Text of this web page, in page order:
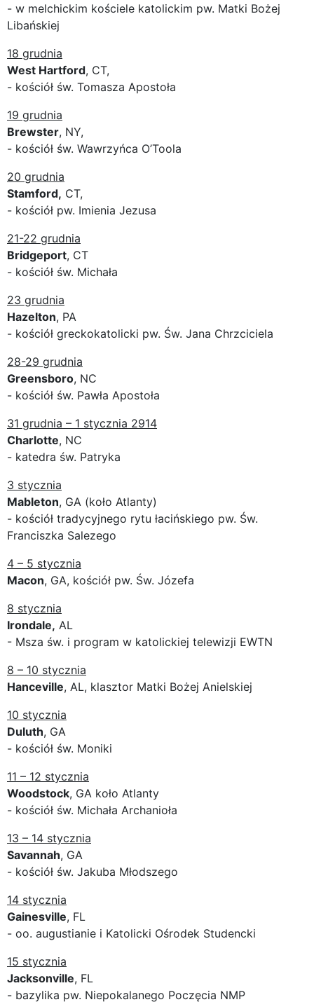
- w melchickim kościele katolickim pw. Matki Bożej
Libańskiej
18 grudnia
West Hartford, CT,
- kościół św. Tomasza Apostoła
19 grudnia
Brewster, NY,
- kościół św. Wawrzyńca O’Toola
20 grudnia
Stamford, CT,
- kościół pw. Imienia Jezusa
21-22 grudnia
Bridgeport, CT
- kościół św. Michała
23 grudnia
Hazelton, PA
- kościół greckokatolicki pw. Św. Jana Chrzciciela
28-29 grudnia
Greensboro, NC
- kościół św. Pawła Apostoła
31 grudnia – 1 stycznia 2914
Charlotte, NC
- katedra św. Patryka
3 stycznia
Mableton, GA (koło Atlanty)
- kościół tradycyjnego rytu łacińskiego pw. Św.
Franciszka Salezego
4 – 5 stycznia
Macon, GA, kościół pw. Św. Józefa
8 stycznia
Irondale, AL
- Msza św. i program w katolickiej telewizji EWTN
8 – 10 stycznia
Hanceville, AL, klasztor Matki Bożej Anielskiej
10 stycznia
Duluth, GA
- kościół św. Moniki
11 – 12 stycznia
Woodstock, GA koło Atlanty
- kościół św. Michała Archanioła
13 – 14 stycznia
Savannah, GA
- kościół św. Jakuba Młodszego
14 stycznia
Gainesville, FL
- oo. augustianie i Katolicki Ośrodek Studencki
15 stycznia
Jacksonville, FL
- bazylika pw. Niepokalanego Poczęcia NMP